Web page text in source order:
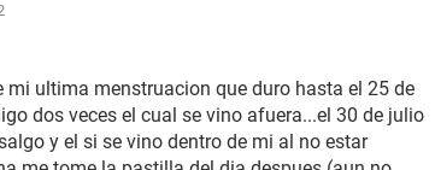
ultima menstruacion que duro hasta el 25 de
dos veces el cual se vino afuera...el 30 de julio
y el si se vino dentro de mi al no estar